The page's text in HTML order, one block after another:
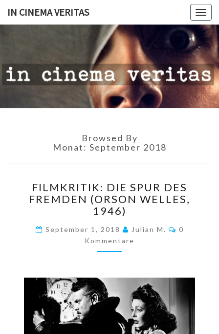
IN CINEMA VERITAS
IN
CINEMA
VERITAS
Browsed By
Monat: September 2018
DIE
SPUR
DES
(ORSON
WELLES,
1946)
FILMKRITIK: DIE SPUR DES
FREMDEN (ORSON WELLES,
1946)
September 1, 2018 Julian M.
0
Kommentare